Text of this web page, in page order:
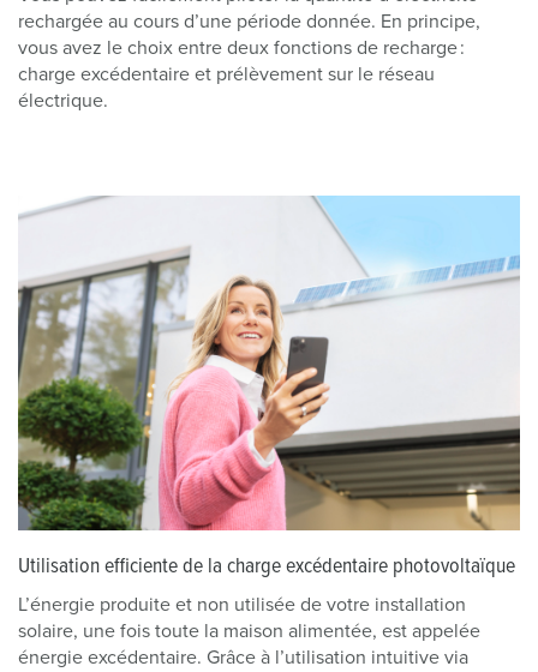
rechargée au cours d’une période donnée. En principe,
vous avez le choix entre deux fonctions de recharge :
charge excédentaire et prélèvement sur le réseau
électrique.
Utilisation efficiente de la charge excédentaire photovoltaïque
L’énergie produite et non utilisée de votre installation
solaire, une fois toute la maison alimentée, est appelée
énergie excédentaire. Grâce à l’utilisation intuitive via